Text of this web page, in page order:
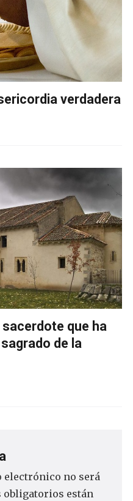
verdadera
que ha
de la
electrónico no será
obligatorios están